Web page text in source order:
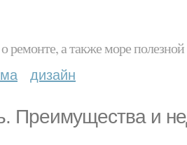
ремонте, а также море
дизайн
Преимущества и